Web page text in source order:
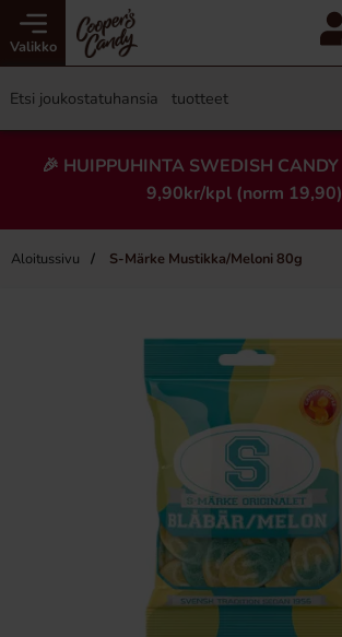
Valikko
🎉 HUIPPUHINTA SWEDISH
9,90kr/kpl (norm 19,90)
Aloitussivu S-Märke Mustikka/Meloni 80g